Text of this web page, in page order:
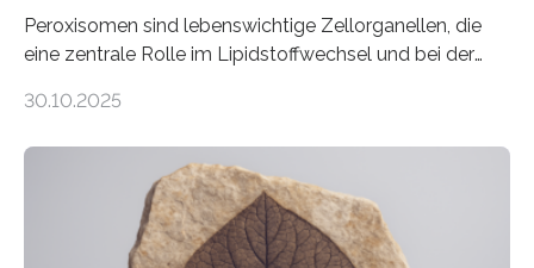
Peroxisomen sind lebenswichtige Zellorganellen, die
eine zentrale Rolle im Lipidstoffwechsel und bei der
erfüllen können, müssen zahlreiche Enzyme präzise in
der Ruhr-Universität Bochum um Prof. Dr. Ralf Erdmann
und Dr. Ismaila Francis Yusuf hat nun einen bislang
unbekannten Qualitätskontrollmechanismus des
peroxisomalen Proteintransports in der Bäckerhefe
30.10.2025